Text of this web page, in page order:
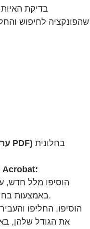
בדיקת
שהפונקציה לחיפוש
Edit PDF (עריכת PDF)
השתמשו בכלים לעריכה של Acrobat:
הוסיפו מלל חדש,
באמצעות בחירות מרשימת הפורמטים.
הוסיפו, החליפו
את הגודל שלהן,